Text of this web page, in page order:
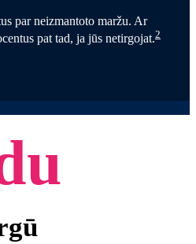
par neizmantoto maržu. Ar
pat tad, ja jūs netirgojat.2